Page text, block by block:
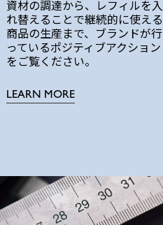
資材の調達から、レフィルを入
れ替えることで継続的に使える
商品の生産まで、ブランドが行
っているポジティブアクション
をご覧ください。
LEARN MORE